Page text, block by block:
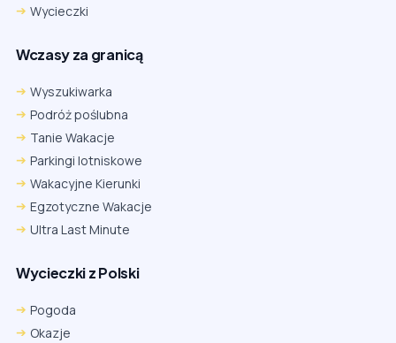
Wycieczki
Wczasy za granicą
Wyszukiwarka
Podróż poślubna
Tanie Wakacje
Parkingi lotniskowe
Wakacyjne Kierunki
Egzotyczne Wakacje
Ultra Last Minute
Wycieczki z Polski
Pogoda
Okazje